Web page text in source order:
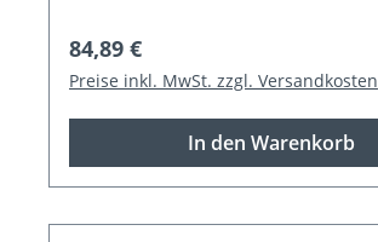
Regulärer Preis:
84,89 €
Preise inkl. MwSt. zzgl. Versandkosten
In den Warenkorb